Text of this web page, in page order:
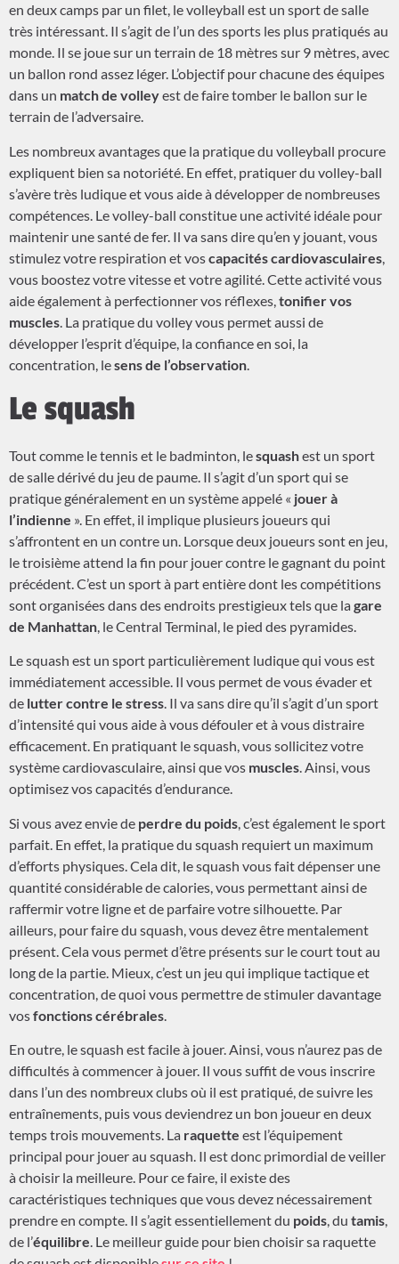
en deux camps par un filet, le volleyball est un sport de salle
très intéressant. Il s’agit de l’un des sports les plus pratiqués au
monde. Il se joue sur un terrain de 18 mètres sur 9 mètres, avec
un ballon rond assez léger. L’objectif pour chacune des équipes
dans un match de volleyest de faire tomber le ballon sur le
terrain de l’adversaire.
Les nombreux avantages que la pratique du volleyball procure
expliquent bien sa notoriété. En effet, pratiquer du volley-ball
s’avère très ludique et vous aide à développer de nombreuses
compétences. Le volley-ball constitue une activité idéale pour
maintenir une santé de fer. Il va sans dire qu’en y jouant, vous
stimulez votre respiration et voscapacités cardiovasculaires
vous boostez votre vitesse et votre agilité. Cette activité vous
aide également à perfectionner vos réflexes, tonifier vos
muscles . La pratique du volley vous permet aussi de
développer l’esprit d’équipe, la confiance en soi, la
concentration, lesens de l’observation
Le squash
Tout comme le tennis et le badminton, lesquashest un sport
de salle dérivé du jeu de paume. Il s’agit d’un sport qui se
pratique généralement en un système appelé « jouer à
l’indienne ». En effet, il implique plusieurs joueurs qui
s’affrontent en un contre un. Lorsque deux joueurs sont en jeu,
le troisième attend la fin pour jouer contre le gagnant du point
précédent. C’est un sport à part entière dont les compétitions
sont organisées dans des endroits prestigieux tels que la gare
de Manhattan, le Central Terminal, le pied des pyramides.
Le squash est un sport particulièrement ludique qui vous est
immédiatement accessible. Il vous permet de vous évader et
de lutter contre le stress. Il va sans dire qu’il s’agit d’un sport
d’intensité qui vous aide à vous défouler et à vous distraire
efficacement. En pratiquant le squash, vous sollicitez votre
système cardiovasculaire, ainsi que vos muscles. Ainsi, vous
optimisez vos capacités d’endurance.
Si vous avez envie de perdre du poids, c’est également le sport
parfait. En effet, la pratique du squash requiert un maximum
d’efforts physiques. Cela dit, le squash vous fait dépenser une
quantité considérable de calories, vous permettant ainsi de
raffermir votre ligne et de parfaire votre silhouette. Par
ailleurs, pour faire du squash, vous devez être mentalement
présent. Cela vous permet d’être présents sur le court tout au
long de la partie. Mieux, c’est un jeu qui implique tactique et
concentration, de quoi vous permettre de stimuler davantage
vosfonctions cérébrales.
En outre, le squash est facile à jouer. Ainsi, vous n’aurez pas de
difficultés à commencer à jouer. Il vous suffit de vous inscrire
dans l’un des nombreux clubs où il est pratiqué, de suivre les
entraînements, puis vous deviendrez un bon joueur en deux
temps trois mouvements. La raquette est l’équipement
principal pour jouer au squash. Il est donc primordial de veiller
à choisir la meilleure. Pour ce faire, il existe des
caractéristiques techniques que vous devez nécessairement
prendre en compte. Il s’agit essentiellement du poids, du tamis,
de l’équilibre. Le meilleur guide pour bien choisir sa raquette